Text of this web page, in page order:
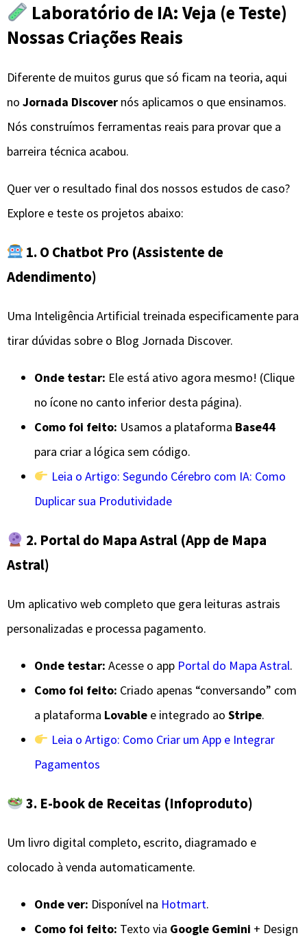
Laboratório de IA: Veja (e Teste)
Nossas Criações Reais
​Diferente de muitos gurus que só ficam na teoria, aqui
no Jornada Discover nós aplicamos o que ensinamos.
Nós construímos ferramentas reais para provar que a
barreira técnica acabou.
​Quer ver o resultado final dos nossos estudos de caso?
Explore e teste os projetos abaixo:
1. O Chatbot Pro (Assistente de
Adendimento)
​Uma Inteligência Artificial treinada especificamente para
tirar dúvidas sobre o Blog Jornada Discover.
Onde testar: Ele está ativo agora mesmo! (Clique
no ícone no canto inferior desta página).
Como foi feito: Usamos a plataforma Base44
para criar a lógica sem código.
Leia o Artigo: Segundo Cérebro com IA: Como
Duplicar sua Produtividade
2. Portal do Mapa Astral (App de Mapa
Astral)
​Um aplicativo web completo que gera leituras astrais
personalizadas e processa pagamento.
Onde testar: Acesse o app Portal do Mapa Astral.
Como foi feito: Criado apenas “conversando” com
a plataforma Lovable e integrado ao Stripe.
Leia o Artigo: Como Criar um App e Integrar
Pagamentos
3. E-book de Receitas (Infoproduto)
​Um livro digital completo, escrito, diagramado e
colocado à venda automaticamente.
Onde ver: Disponível na Hotmart.
Como foi feito: Texto via Google Gemini + Design